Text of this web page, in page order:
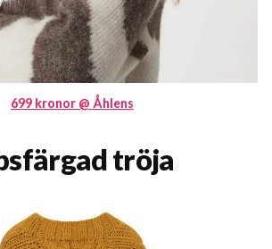
699 kronor @ Åhlens
tröja